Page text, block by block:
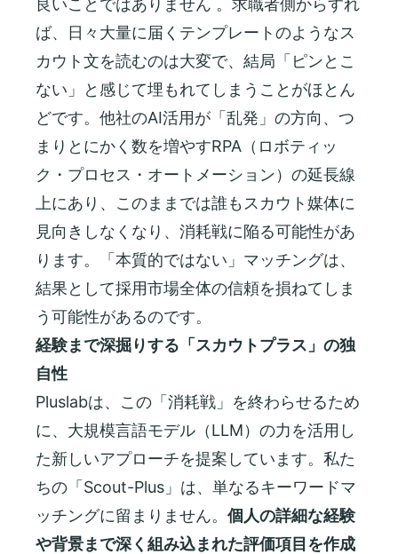
良いことではありません 。求職者側からすれ
ば、日々大量に届くテンプレートのようなス
カウト文を読むのは大変で、結局「ピンとこ
ない」と感じて埋もれてしまうことがほとん
どです。他社のAI活用が「乱発」の方向、つ
まりとにかく数を増やすRPA（ロボティッ
ク・プロセス・オートメーション）の延長線
上にあり、このままでは誰もスカウト媒体に
見向きしなくなり、消耗戦に陥る可能性があ
ります。「本質的ではない」マッチングは、
結果として採用市場全体の信頼を損ねてしま
う可能性があるのです。
経験まで深掘りする「スカウトプラス」の独
自性
Pluslabは、この「消耗戦」を終わらせるため
に、大規模言語モデル（LLM）の力を活用し
た新しいアプローチを提案しています。私た
ちの「Scout-Plus」は、単なるキーワードマ
ッチングに留まりません。 個人の詳細な経験
や背景まで深く組み込まれた評価項目を作成